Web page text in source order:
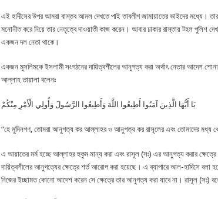
এই হাদীসের উপর আমরা বাস্তব আমল দেখতে পাই তাবলীগ জামায়াতের ভাইদের মধ্যে।
মনোনীত করে নিয়ে তার নেতৃত্বে দাওয়াতী কাজ করেন। আবার ঢাকার রাস্তায় টহল পুলিশ
একজন দল নেতা থাকে।
একজন মুসলিমকে ইসলামী সংগঠনের দায়িত্বশীলের আনুগত্য করা অর্থাৎ নেতার আদেশ
আল্লাহ তায়ালা বলেনঃ
يَا أَيُّهَا الَّذِينَ آمَنُوا أَطِيعُوا اللَّهَ وَأَطِيعُوا الرَّسُولَ وَأُولِي الْأَمْرِ مِنْكُمْ
“হে মুমিনগণ, তোমরা আনুগত্য কর আল্লাহর ও আনুগত্য কর রাসূলের এবং তোমাদের মধ্য
এ আয়াতের মর্ম হচ্ছে আল্লাহর হুকুম মান্য করা এবং রাসূল (সঃ) এর আনুগত্য করার
দায়িত্বশীলের আনুগত্যের ক্ষেত্রে শর্ত আরোপ করা হয়েছে। এ ব্যাপারে আল-হাদিসে বলা
নিজের ইচ্ছামত কোনো আদেশ করেন সে ক্ষেত্রে তার আনুগত্য করা যাবে না। রাসূল (সঃ)